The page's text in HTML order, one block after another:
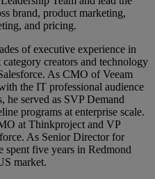
brand, product marketing,
and pricing.
of executive experience in
creators and technology
As CMO of Veeam
the IT professional audience
he served as SVP Demand
programs at enterprise scale.
at Thinkproject and VP
As Senior Director for
spent five years in Redmond
market.